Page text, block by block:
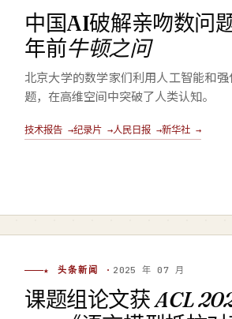
中国AI破解亲吻数问
年前牛顿之问
北京大学的数学家们利用人工智能和
题，在高维空间中突破了人类认知。
技术报告 →纪录片 →人民日报 →新华社 →
★ 头条新闻 · 2025 年 07 月
课题组论文获ACL